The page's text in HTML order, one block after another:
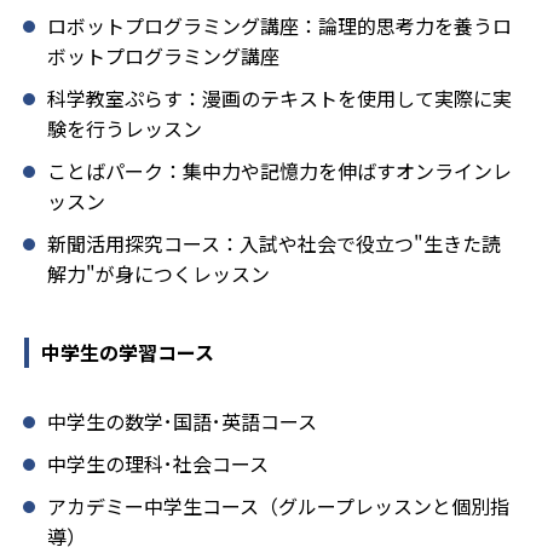
ロボットプログラミング講座：論理的思考力を養うロ
ボットプログラミング講座
科学教室ぷらす：漫画のテキストを使用して実際に実
験を行うレッスン
ことばパーク：集中力や記憶力を伸ばすオンラインレ
ッスン
新聞活用探究コース：入試や社会で役立つ"生きた読
解力"が身につくレッスン
中学生の学習コース
中学生の数学･国語･英語コース
中学生の理科･社会コース
アカデミー中学生コース（グループレッスンと個別指
導）